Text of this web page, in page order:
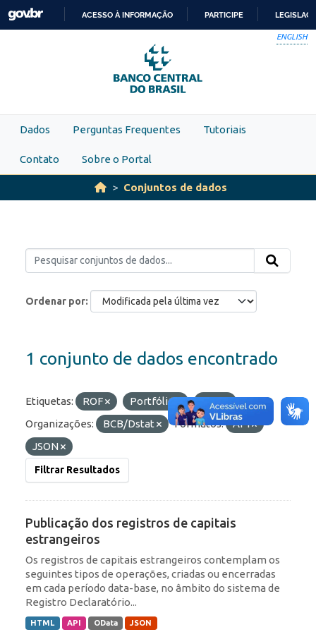
Skip to main content
PARA
O
CONTEÚDO
ACESSO À INFORMAÇÃO PARTICIPE
ENGLISH
Dados Perguntas Frequentes Tutoriais
Contato Sobre o Portal
Conjuntos de dados
Ordenar por
1 conjunto de dados encontrado
Etiquetas: ROF Portfólio
RDE
Organizações:
BCB/Dstat Formatos:
API
JSON
Filtrar Resultados
Publicação dos registros de capitais
estrangeiros
Os registros de capitais estrangeiros contemplam os
seguintes tipos de operações, criadas ou encerradas
em cada período data-base, no âmbito do sistema de
Registro Declaratório...
HTML API OData JSON